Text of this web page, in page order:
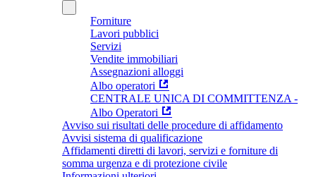
Forniture
Lavori pubblici
Servizi
Vendite immobiliari
Assegnazioni alloggi
Albo operatori
CENTRALE UNICA DI COMMITTENZA -
Albo Operatori
Avviso sui risultati delle procedure di affidamento
Avvisi sistema di qualificazione
Affidamenti diretti di lavori, servizi e forniture di
somma urgenza e di protezione civile